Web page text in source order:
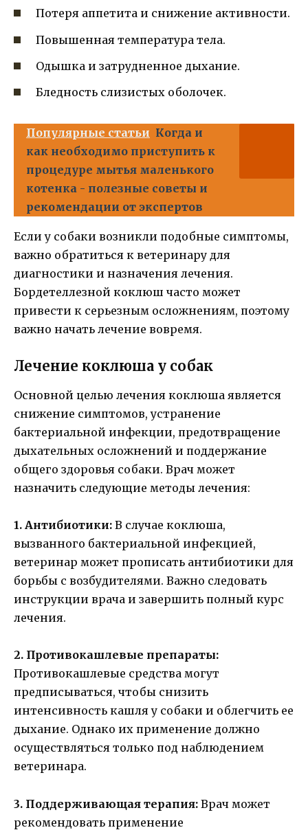
Потеря аппетита и снижение активности.
Повышенная температура тела.
Одышка и затрудненное дыхание.
Бледность слизистых оболочек.
Популярные статьи Когда и
как необходимо приступить к
процедуре мытья маленького
котенка - полезные советы и
рекомендации от экспертов
Если у собаки возникли подобные симптомы,
важно обратиться к ветеринару для
диагностики и назначения лечения.
Бордетеллезной коклюш часто может
привести к серьезным осложнениям, поэтому
важно начать лечение вовремя.
Лечение коклюша у собак
Основной целью лечения коклюша является
снижение симптомов, устранение
бактериальной инфекции, предотвращение
дыхательных осложнений и поддержание
общего здоровья собаки. Врач может
назначить следующие методы лечения:
1. Антибиотики: В случае коклюша,
вызванного бактериальной инфекцией,
ветеринар может прописать антибиотики для
борьбы с возбудителями. Важно следовать
инструкции врача и завершить полный курс
лечения.
2. Противокашлевые препараты:
Противокашлевые средства могут
предписываться, чтобы снизить
интенсивность кашля у собаки и облегчить ее
дыхание. Однако их применение должно
осуществляться только под наблюдением
ветеринара.
3. Поддерживающая терапия: Врач может
рекомендовать применение